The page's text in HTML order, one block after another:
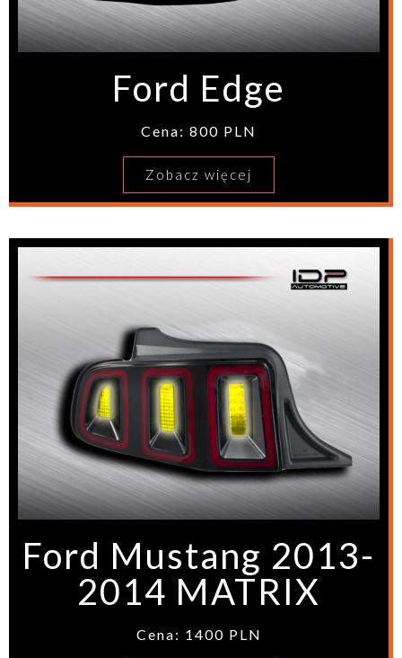
Ford Edge
Cena: 800 PLN
Zobacz więcej
Ford Mustang 2013-
2014 MATRIX
Cena: 1400 PLN